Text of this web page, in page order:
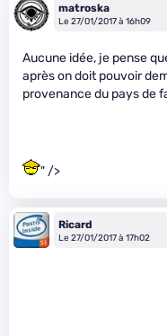
matroska
Le 27/01/2017 à 16h09
Aucune idée, je pense
après on doit pouvoir
provenance du pays de
" />
Ricard
Le 27/01/2017 à 17h02